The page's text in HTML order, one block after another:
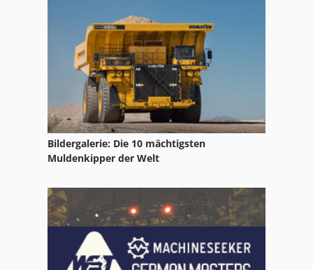
Bildergalerie: Die 10 mächtigsten
Muldenkipper der Welt